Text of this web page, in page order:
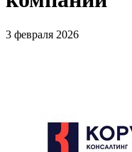
3 февраля 2026